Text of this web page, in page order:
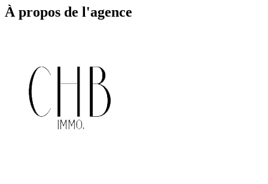
À propos de l'agence